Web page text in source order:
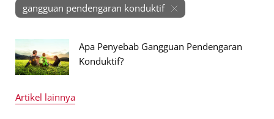
gangguan pendengaran konduktif
Apa Penyebab Gangguan Pendengaran
Konduktif?
Artikel lainnya